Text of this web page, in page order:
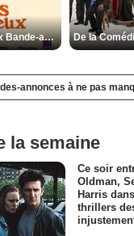
Les Matins merveilleux Bande-annonce VF
annonces à ne pas
la semaine
Ce soir
Oldman,
Harris
thrillers